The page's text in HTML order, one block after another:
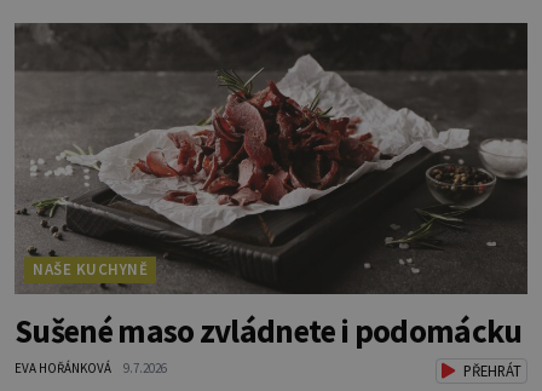
napadlo, že byste si ji také rádi zkusili, klidně se
do toho dejte. A jaký že zázrak způsobí, že
vytvoříte takový lesk? Vlastně je to jednoduché.
Dort musíte před politím pár
NAŠE KUCHYNĚ
Sušené maso zvládnete i podomácku
EVA HOŘÁNKOVÁ 9.7.2026 PŘEHRÁT